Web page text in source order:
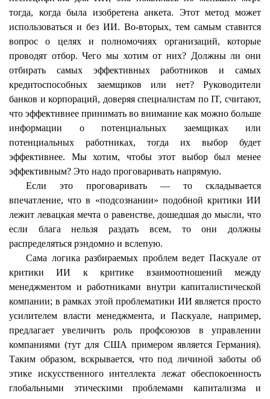
тогда, когда была изобретена анкета. Этот метод может
использоваться и без ИИ. Во-вторых, тем самым ставится
вопрос о целях и полномочиях организаций, которые
проводят отбор. Чего мы хотим от них? Должны ли они
отбирать самых эффективных работников и самых
кредитоспособных заемщиков или нет? Руководители
банков и корпораций, доверяя специалистам по IT, считают,
что эффективнее принимать во внимание как можно больше
информации о потенциальных заемщиках или
потенциальных работниках, тогда их выбор будет
эффективнее. Мы хотим, чтобы этот выбор был менее
эффективным? Это надо проговаривать напрямую.
Если это проговаривать — то складывается
впечатление, что в «подсознании» подобной критики ИИ
лежит левацкая мечта о равенстве, дошедшая до мысли, что
если блага нельзя раздать всем, то они должны
распределяться рэндомно и вслепую.
Сама логика разбираемых проблем ведет Паскуалеот
критики ИИ к критике взаимоотношений между
менеджментом и работниками внутри капиталистической
компании; в рамках этой проблематики ИИ является просто
усилителем власти менеджмента, иПаскуале, например,
предлагает увеличить роль профсоюзов в управлении
компаниями (тут для США примером является Германия).
Таким образом, вскрывается, что под личиной заботы об
этике искусственного интеллекта лежат обеспокоенность
глобальными этическими проблемами капитализма и